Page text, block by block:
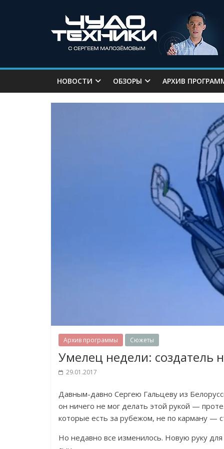
НОВОСТИ ОБЗОРЫ АРХИВ
Архив программы Сюжеты
Умелец недели: создатель
29.01.2017
Давным-давно Сергею Гальцеву из
он ничего не мог делать этой рукой —
которые есть за рубежом, не по карману —
Но недавно все изменилось. Новую руку